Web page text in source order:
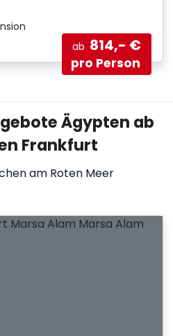
ab 814,- €
pro Person
Ägypten ab
Frankfurt
am Roten Meer